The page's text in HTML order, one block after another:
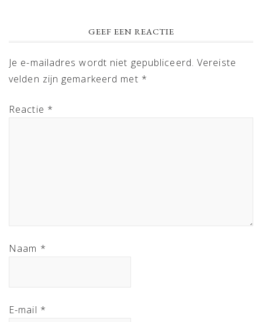
GEEF EEN REACTIE
Je e-mailadres wordt niet gepubliceerd. Vereiste
velden zijn gemarkeerd met *
Reactie *
Naam *
E-mail *